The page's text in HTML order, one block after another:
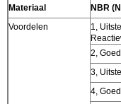
Materiaal
NBR
Voordelen
1,
2,
3,
4,